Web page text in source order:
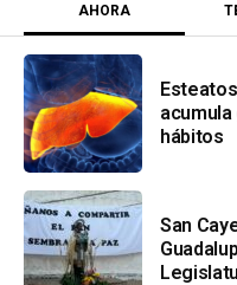
AHORA
hábitos
San